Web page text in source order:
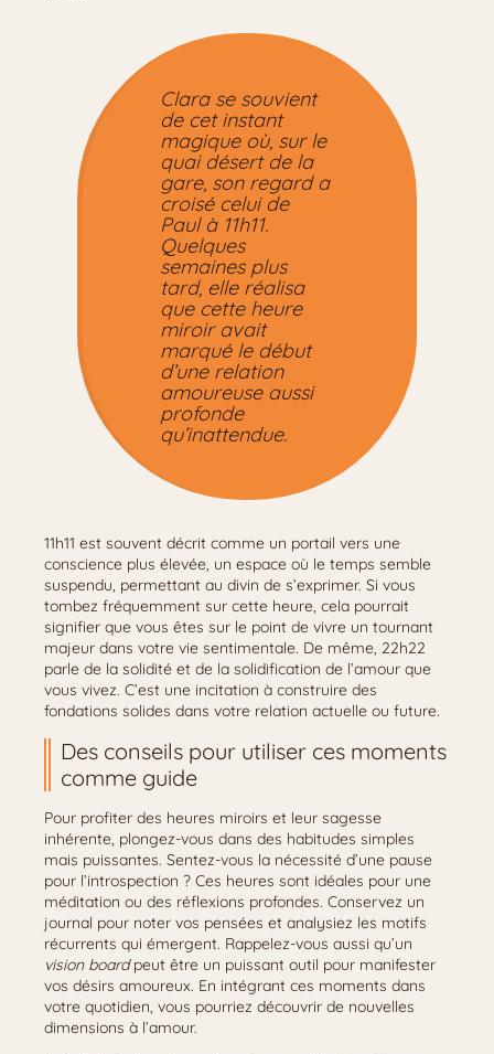
Clara se souvient
de cet instant
magique où, sur le
quai désert de la
gare, son regard a
croisé celui de
Paul à 11h11.
Quelques
semaines plus
tard, elle réalisa
que cette heure
miroir avait
marqué le début
d’une relation
amoureuse aussi
profonde
qu’inattendue.
11h11 est souvent décrit comme un portail vers une
conscience plus élevée, un espace où le temps semble
suspendu, permettant au divin de s’exprimer. Si vous
tombez fréquemment sur cette heure, cela pourrait
signifier que vous êtes sur le point de vivre un tournant
majeur dans votre vie sentimentale. De même, 22h22
parle de la solidité et de la solidification de l’amour que
vous vivez. C’est une incitation à construire des
fondations solides dans votre relation actuelle ou future.
Des conseils pour utiliser ces moments
comme guide
Pour profiter des heures miroirs et leur sagesse
inhérente, plongez-vous dans des habitudes simples
mais puissantes. Sentez-vous la nécessité d’une pause
pour l’introspection ? Ces heures sont idéales pour une
méditation ou des réflexions profondes. Conservez un
journal pour noter vos pensées et analysiez les motifs
récurrents qui émergent. Rappelez-vous aussi qu’un
vision boardpeut être un puissant outil pour manifester
vos désirs amoureux. En intégrant ces moments dans
votre quotidien, vous pourriez découvrir de nouvelles
dimensions à l’amour.